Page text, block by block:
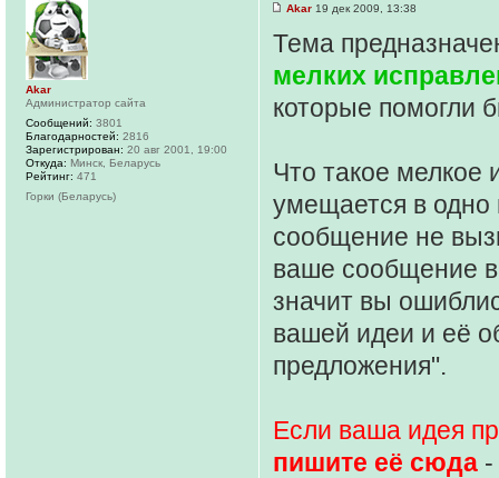
Akar 19 дек 2009, 13:38
Тема
мелких
которые помогли
Что такое мелкое
умещается в
сообщение не
ваше сообщение
значит вы
вашей идеи и её
предложения".
Если ваша идея
пишите её сюда
Akar
Администратор сайта
Сообщений: 3801
Благодарностей: 2816
Зарегистрирован: 20 авг 2001, 19:00
Откуда: Минск, Беларусь
Рейтинг: 471
Горки (Беларусь)